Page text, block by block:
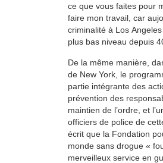
ce que vous faites pour
faire mon travail, car
criminalité à Los
plus bas niveau depuis
De la même manière,
de New York, le
partie intégrante des
prévention des
maintien de l’ordre, et
officiers de police de
écrit que la Fondation
monde sans drogue «
merveilleux service en